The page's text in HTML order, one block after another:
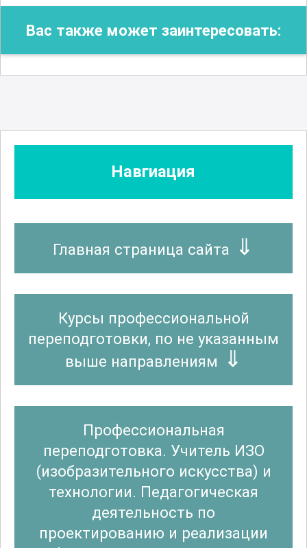
Вас также может заинтересовать:
Навгиация
Главная страница сайта
Курсы профессиональной
переподготовки, по не указанным
выше направлениям
Профессиональная
переподготовка. Учитель ИЗО
(изобразительного искусства) и
технологии. Педагогическая
деятельность по
проектированию и реализации